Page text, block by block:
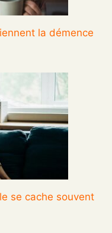
la démence
se cache souvent